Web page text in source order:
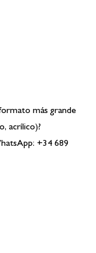
más grande
acrílico)?
+34 689